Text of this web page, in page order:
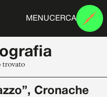
MENUCERCA
trovato
Cronache